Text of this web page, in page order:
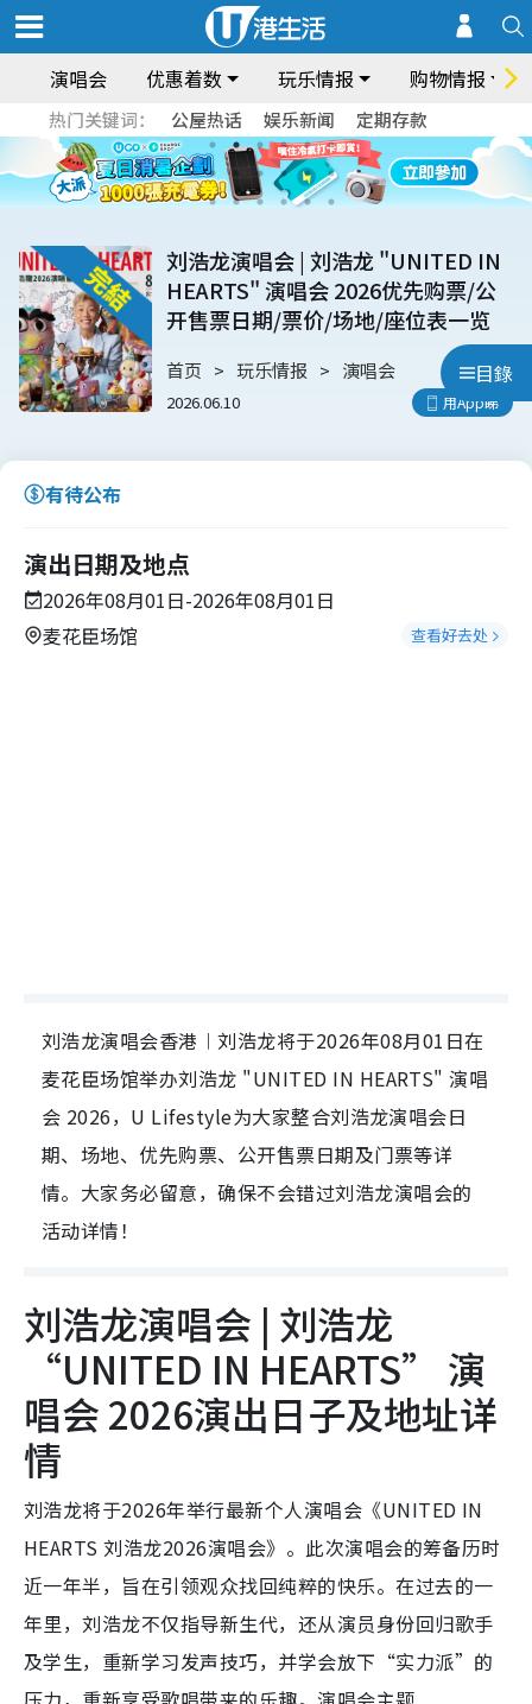
演唱会 优惠着数 玩乐情报 购物情报
热门关键词： 公屋热话 娱乐新闻 定期存款
目錄
刘浩龙演唱会 | 刘浩龙 "UNITED IN
HEARTS" 演唱会 2026优先购票/公
开售票日期/票价/场地/座位表一览
首页 玩乐情报 演唱会
2026.06.10 用App睇
有待公布
演出日期及地点
2026年08月01日-2026年08月01日
麦花臣场馆
查看好去处
刘浩龙演唱会香港︱刘浩龙将于2026年08月01日在
麦花臣场馆举办刘浩龙 "UNITED IN HEARTS" 演唱
会 2026，U Lifestyle为大家整合刘浩龙演唱会日
期、场地、优先购票、公开售票日期及门票等详
情。大家务必留意，确保不会错过刘浩龙演唱会的
活动详情！
刘浩龙演唱会 | 刘浩龙
“UNITED IN HEARTS” 演
唱会 2026演出日子及地址详
情
刘浩龙将于2026年举行最新个人演唱会《UNITED IN
HEARTS 刘浩龙2026演唱会》。此次演唱会的筹备历时
近一年半，旨在引领观众找回纯粹的快乐。在过去的一
年里，刘浩龙不仅指导新生代，还从演员身份回归歌手
及学生，重新学习发声技巧，并学会放下“实力派”的